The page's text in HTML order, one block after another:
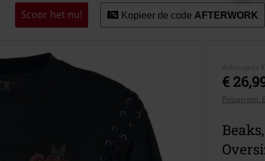
kleding
Scoor het nu! Kopieer de code AFTERWORK
Adviesprijs
€
Prijzen incl.